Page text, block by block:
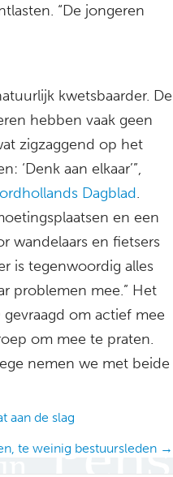
“De jongeren
kwetsbaarder. De
hebben vaak geen
zigzaggend op het
‘Denk aan elkaar’”,
Dagblad.
en een
wandelaars en fietsers
is tegenwoordig alles
problemen mee.” Het
om actief mee
om mee te praten.
nemen we met beide
aan de slag
te weinig bestuursleden →